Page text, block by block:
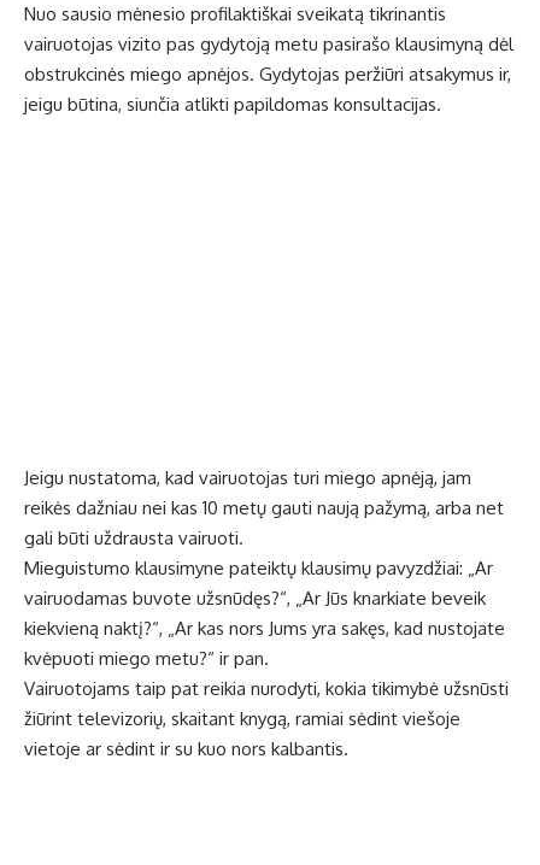
Nuo sausio mėnesio profilaktiškai sveikatą tikrinantis
vairuotojas vizito pas gydytoją metu pasirašo klausimyną dėl
obstrukcinės miego apnėjos. Gydytojas peržiūri atsakymus ir,
jeigu būtina, siunčia atlikti papildomas konsultacijas.
Jeigu nustatoma, kad vairuotojas turi miego apnėją, jam
reikės dažniau nei kas 10 metų gauti naują pažymą, arba net
gali būti uždrausta vairuoti.
Mieguistumo klausimyne pateiktų klausimų pavyzdžiai: „Ar
vairuodamas buvote užsnūdęs?“, „Ar Jūs knarkiate beveik
kiekvieną naktį?“, „Ar kas nors Jums yra sakęs, kad nustojate
kvėpuoti miego metu?“ ir pan.
Vairuotojams taip pat reikia nurodyti, kokia tikimybė užsnūsti
žiūrint televizorių, skaitant knygą, ramiai sėdint viešoje
vietoje ar sėdint ir su kuo nors kalbantis.